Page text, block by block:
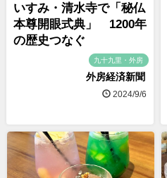
いすみ・清水寺で「秘仏
本尊開眼式典」 1200年
の歴史つなぐ
九十九里・外房
外房経済新聞
2024/9/6